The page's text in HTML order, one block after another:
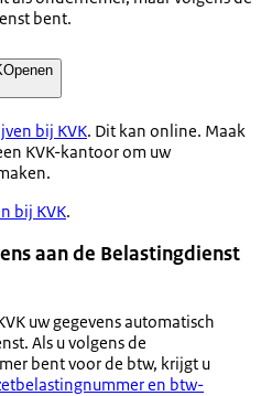
bent.
Openen
bij KVK. Dit kan online. Maak
KVK-kantoor om uw
bij KVK.
aan de Belastingdienst
uw gegevens automatisch
Als u volgens de
bent voor de btw, krijgt u
en btw-